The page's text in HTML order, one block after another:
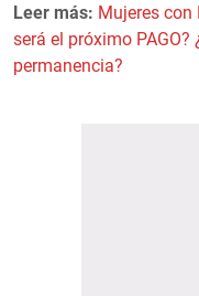
Leer más: Mujeres con
será el próximo
permanencia?